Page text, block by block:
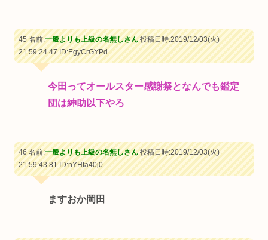
45 名前:一般よりも上級の名無しさん投稿日時:2019/12/03(火)
21:59:24.47ID:EgyCrGYPd
今田ってオールスター感謝祭となんでも鑑定
団は紳助以下やろ
46 名前:一般よりも上級の名無しさん投稿日時:2019/12/03(火)
21:59:43.81ID:nYHfa40j0
ますおか岡田